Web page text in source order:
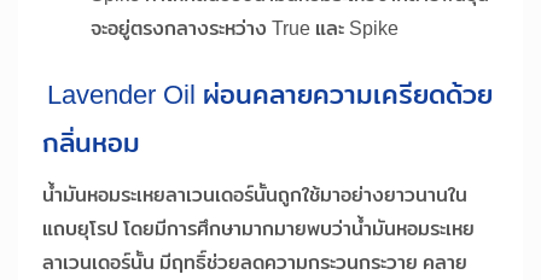
จะอยู่ตรงกลางระหว่าง True และ Spike
Lavender Oil ผ่อนคลายความเครียดด้วย
กลิ่นหอม
น้ำมันหอมระเหยลาเวนเดอร์นั้นถูกใช้มาอย่างยาวนานใน
แถบยุโรป โดยมีการศึกษามากมายพบว่าน้ำมันหอมระเหย
ลาเวนเดอร์นั้น มีฤทธิ์ช่วยลดความกระวนกระวาย คลาย